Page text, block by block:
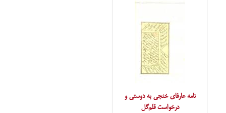
نامه عارفای خنجی به دوستی و
درخواست قلم‌گل